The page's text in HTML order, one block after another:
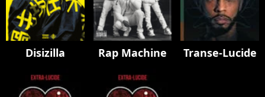
Disizilla Rap Machine Transe-Lucide